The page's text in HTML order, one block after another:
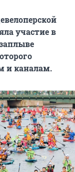
участие в
и каналам.